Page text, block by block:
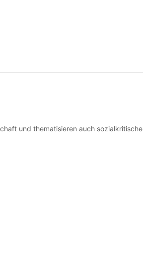
und thematisieren auch sozialkritische